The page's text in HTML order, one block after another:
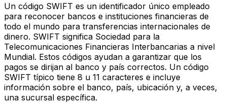
Un código SWIFT es un identificador único empleado
para reconocer bancos e instituciones financieras de
todo el mundo para transferencias internacionales de
dinero. SWIFT significa Sociedad para la
Telecomunicaciones Financieras Interbancarias a nivel
Mundial. Estos códigos ayudan a garantizar que los
pagos se dirijan al banco y país correctos. Un código
SWIFT típico tiene 8 u 11 caracteres e incluye
información sobre el banco, país, ubicación y, a veces,
una sucursal específica.